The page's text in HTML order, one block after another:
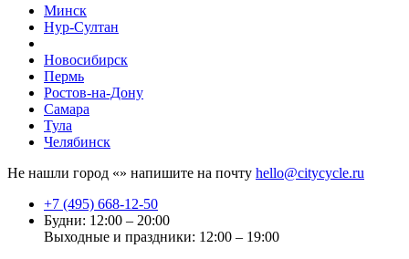
Минск
Нур-Султан
Новосибирск
Пермь
Ростов-на-Дону
Самара
Тула
Челябинск
Не нашли город «» напишите на почту hello@citycycle.ru
+7 (495) 668-12-50
Будни: 12:00 – 20:00
Выходные и праздники: 12:00 – 19:00